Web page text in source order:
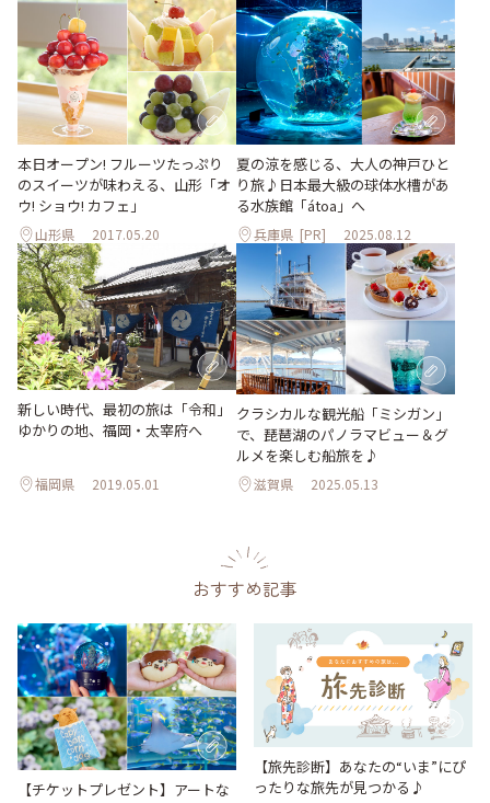
本日オープン! フルーツたっぷり
のスイーツが味わえる、山形「オ
ウ! ショウ! カフェ」
山形県 2017.05.20
夏の涼を感じる、大人の神戸ひと
り旅♪日本最大級の球体水槽があ
る水族館「átoa」へ
兵庫県 [PR] 2025.08.12
新しい時代、最初の旅は「令和」
ゆかりの地、福岡・太宰府へ
福岡県 2019.05.01
クラシカルな観光船「ミシガン」
で、琵琶湖のパノラマビュー＆グ
ルメを楽しむ船旅を♪
滋賀県 2025.05.13
おすすめ記事
【チケットプレゼント】アートな
【旅先診断】あなたの“いま”にぴ
ったりな旅先が見つかる♪